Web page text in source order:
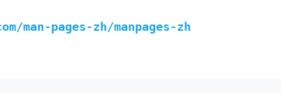
man-pages-zh/manpages-zh